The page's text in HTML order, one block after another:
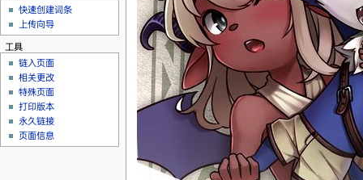
快速创建词条
上传向导
工具
链入页面
相关更改
特殊页面
打印版本
永久链接
页面信息